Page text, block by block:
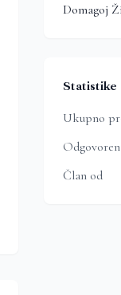
Domagoj
Statistike
Ukupno
Član od